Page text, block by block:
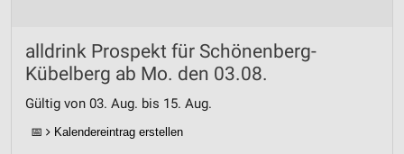
alldrink Prospekt für Schönenberg-
Kübelberg ab Mo. den 03.08.
Gültig von 03. Aug. bis 15. Aug.
📅 Kalendereintrag erstellen